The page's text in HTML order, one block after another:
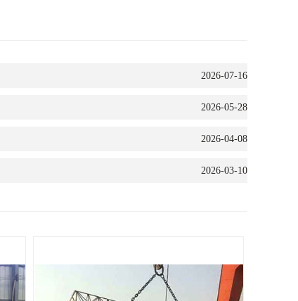
2026-07-16
2026-05-28
2026-04-08
2026-03-10